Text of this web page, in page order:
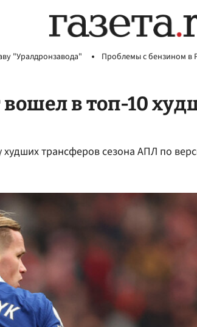
"Уралдронзавода" Проблемы с бензином в
в топ-10
трансферов сезона АПЛ по